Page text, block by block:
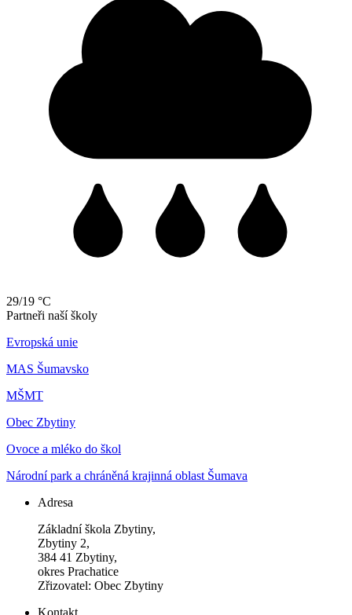
29/19 °C
Partneři naší školy
Evropská unie
MAS Šumavsko
MŠMT
Obec Zbytiny
Ovoce a mléko do škol
Národní park a chráněná krajinná oblast Šumava
Adresa
Základní škola Zbytiny,
Zbytiny 2,
384 41 Zbytiny,
okres Prachatice
Zřizovatel: Obec Zbytiny
Kontakt